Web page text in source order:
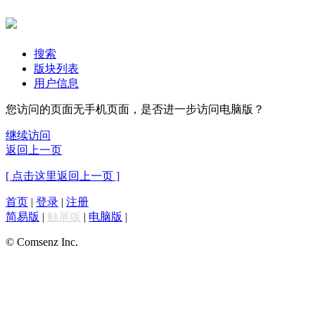
搜索
版块列表
用户信息
您访问的页面无手机页面，是否进一步访问电脑版？
继续访问
返回上一页
[ 点击这里返回上一页 ]
首页 | 登录 | 注册
简易版 | 触屏版 | 电脑版 |
© Comsenz Inc.